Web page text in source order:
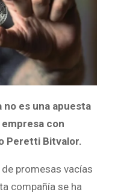
es una apuesta
con
Peretti Bitvalor.
promesas vacías
compañía se ha